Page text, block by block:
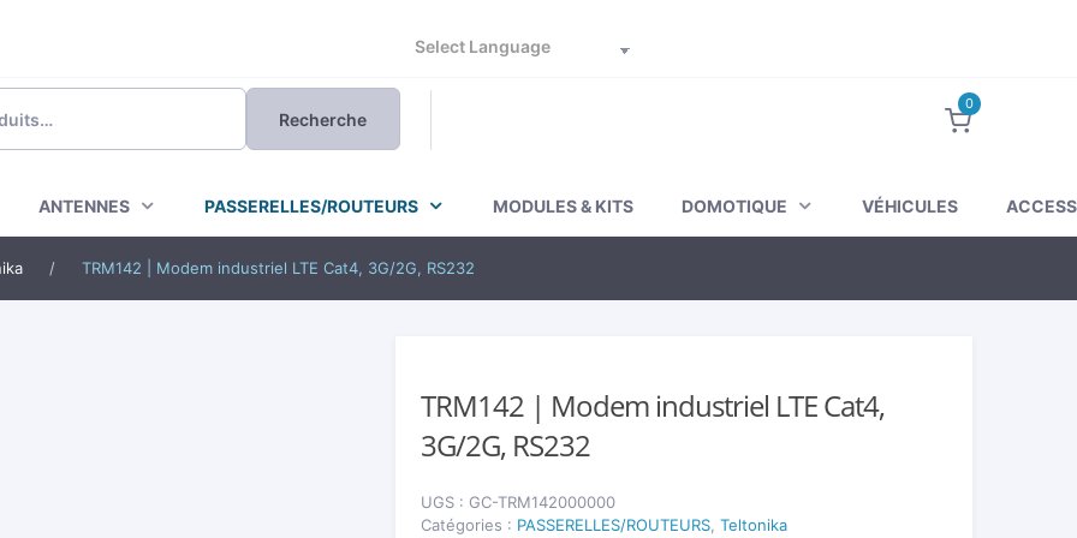
Recherche
0
ANTENNES PASSERELLES/ROUTEURS MODULES & KITS DOMOTIQUE VÉHICULES
/ TRM142 | Modem industriel LTE Cat4, 3G/2G, RS232
TRM142 | Modem industriel LTE Cat4,
3G/2G, RS232
UGS : GC-TRM142000000
Catégories : PASSERELLES/ROUTEURS ,Teltonika